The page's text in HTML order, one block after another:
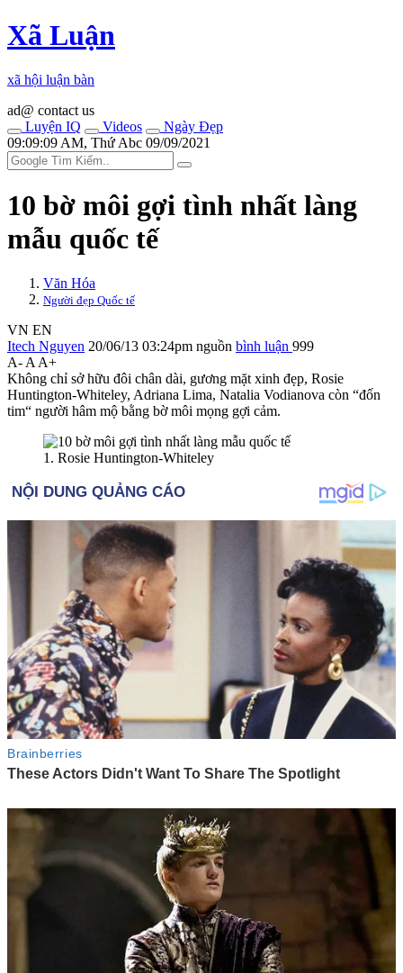
Xã Luận
xã hội luận bàn
ad@ contact us
Luyện IQ
Videos
Ngày Đẹp
09:09:09 AM, Thứ Abc 09/09/2021
10 bờ môi gợi tình nhất làng
mẫu quốc tế
Văn Hóa
Người đẹp Quốc tế
VN EN
Itech Nguyen 20/06/13 03:24pm nguồn bình luận 999
A- A A+
Không chỉ sở hữu đôi chân dài, gương mặt xinh đẹp, Rosie
Huntington-Whiteley, Adriana Lima, Natalia Vodianova còn “đốn
tim“ người hâm mộ bằng bờ môi mọng gợi cảm.
1. Rosie Huntington-Whiteley